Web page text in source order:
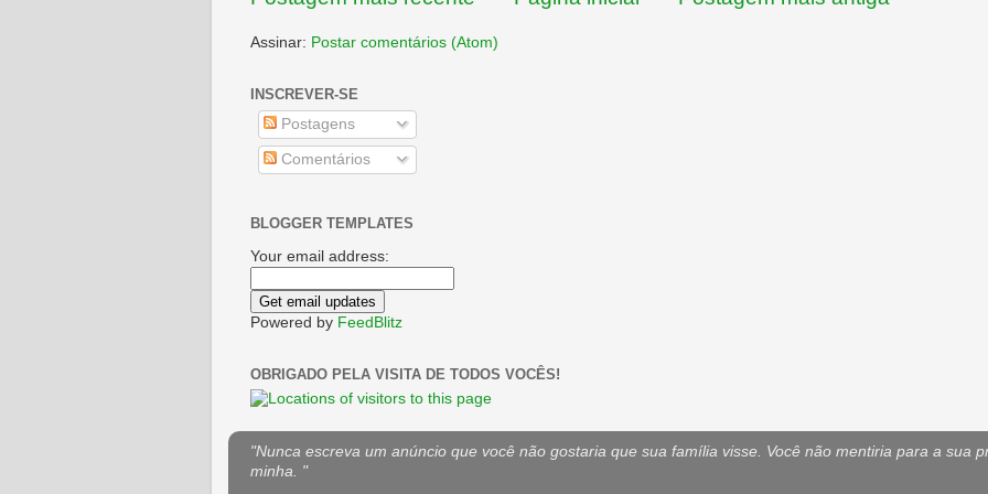
Assinar: Postar comentários (Atom)
INSCREVER-SE
Postagens
Comentários
BLOGGER TEMPLATES
Your email address:
Powered by FeedBlitz
OBRIGADO PELA VISITA DE TODOS VOCÊS!
"Nunca escreva um anúncio que você não gostaria que sua família visse. Você não mentiria para a sua
minha. "